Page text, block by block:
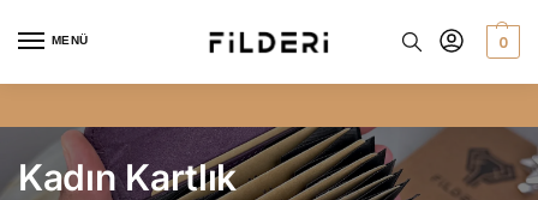
MENÜ 0
Kadın Kartlık